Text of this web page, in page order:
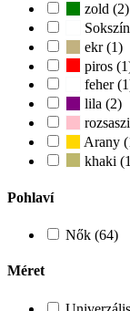
zold (2)
ekr (1)
piros
feher
lila (2)
Arany
khaki
Pohlaví
Nők (64)
Méret